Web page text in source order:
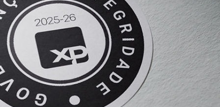
Anderson Timm
9 de mai. de 2025
Assessores de Investimentos (AI)
Saiba agora se seu escritório está preparado para
Selo Governança e Integridade da XP